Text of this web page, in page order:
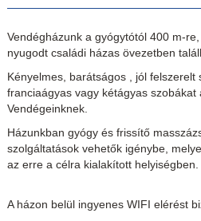
Vendégházunk a gyógytótól 400 m-
nyugodt családi házas övezetben
Kényelmes, barátságos , jól felszerelt
franciaágyas vagy kétágyas szobákat
Vendégeinknek.
Házunkban gyógy és frissítő
szolgáltatások vehetők igénybe,
az erre a célra kialakított helyiségben.
A házon belül ingyenes WIFI elérést